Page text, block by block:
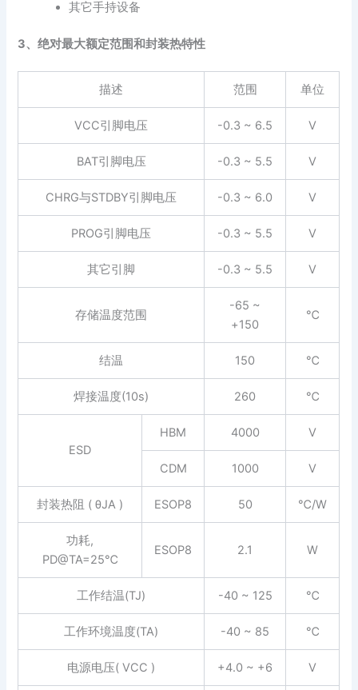
其它手持设备
3、绝对最大额定范围和封装热特性
描述 范围 单位
VCC引脚电压 -0.3 ~ 6.5 V
BAT引脚电压 -0.3 ~ 5.5 V
CHRG与STDBY引脚电压 -0.3 ~ 6.0 V
PROG引脚电压 -0.3 ~ 5.5 V
其它引脚 -0.3 ~ 5.5 V
存储温度范围
-65 ~
+150
℃
结温 150 ℃
焊接温度(10s) 260 ℃
ESD
HBM 4000 V
CDM 1000 V
封装热阻 ( θJA ) ESOP8 50 ℃/W
功耗,
PD@TA=25℃
ESOP8 2.1 W
工作结温(TJ) -40 ~ 125 ℃
工作环境温度(TA) -40 ~ 85 ℃
电源电压( VCC ) +4.0 ~ +6 V